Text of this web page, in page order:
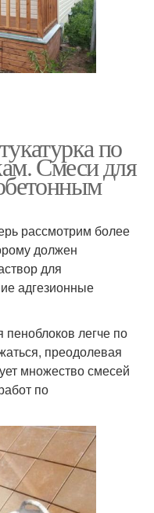
по
Смеси для
рассмотрим более
должен
для
адгезионные
легче по
преодолевая
множество смесей
по